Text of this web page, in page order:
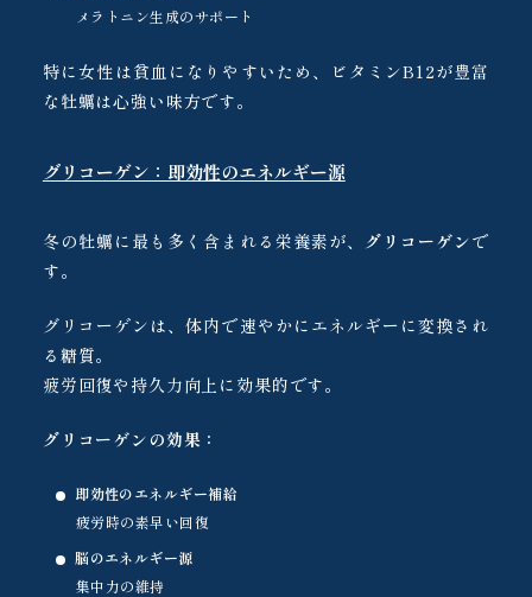
メラトニン生成のサポート
特に女性は貧血になりやすいため、ビタミンB12が豊富
な牡蠣は心強い味方です。
グリコーゲン：即効性のエネルギー源
冬の牡蠣に最も多く含まれる栄養素が、 グリコーゲンで
す。
グリコーゲンは、体内で速やかにエネルギーに変換され
る糖質。
疲労回復や持久力向上に効果的です。
グリコーゲンの効果：
即効性のエネルギー補給
疲労時の素早い回復
脳のエネルギー源
集中力の維持